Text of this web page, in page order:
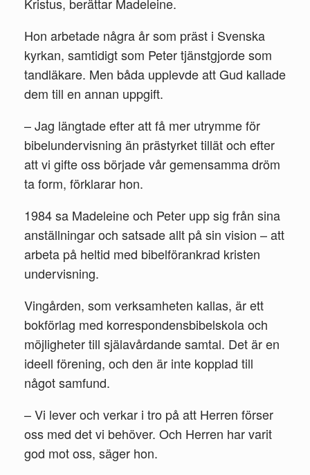
Kristus, berättar Madeleine.
Hon arbetade några år som präst i Svenska
kyrkan, samtidigt som Peter tjänstgjorde som
tandläkare. Men båda upplevde att Gud kallade
dem till en annan uppgift.
– Jag längtade efter att få mer utrymme för
bibelundervisning än prästyrket tillät och efter
att vi gifte oss började vår gemensamma dröm
ta form, förklarar hon.
1984 sa Madeleine och Peter upp sig från sina
anställningar och satsade allt på sin vision – att
arbeta på heltid med bibelförankrad kristen
undervisning.
Vingården, som verksamheten kallas, är ett
bokförlag med korrespondensbibelskola och
möjligheter till själavårdande samtal. Det är en
ideell förening, och den är inte kopplad till
något samfund.
– Vi lever och verkar i tro på att Herren förser
oss med det vi behöver. Och Herren har varit
god mot oss, säger hon.